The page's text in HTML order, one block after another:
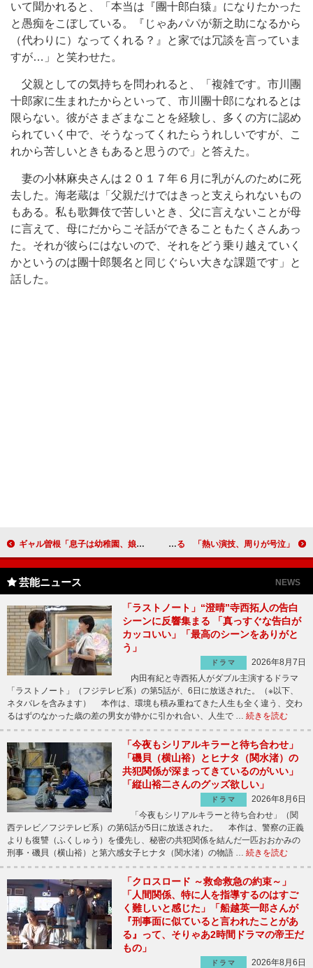
いて聞かれると、「本当は『團十郎白猿』になりたかった
と愚痴をこぼしている。『じゃあパパが新之助になるから
（代わりに）なってくれる？』と家では冗談を言っていま
すが…」と笑わせた。
父親としての気持ちを問われると、「複雑です。市川團
十郎家に生まれたからといって、市川團十郎になれるとは
限らない。彼がさまざまなことを経験し、多くの方に認め
られていく中で、そうなってくれたらうれしいですが、こ
れから苦しいときもあると思うので」と答えた。
妻の小林麻央さんは２０１７年６月に乳がんのために死
去した。海老蔵は「父親だけではきっと支えられないもの
もある。私も歌舞伎で苦しいとき、父に言えないことが母
に言えて、母にだからこそ話ができることもたくさんあっ
た。それが彼らにはないので、それをどう乗り越えていく
かというのは團十郎襲名と同じぐらい大きな課題です」と
話した。
ギャル曽根「息子は幼稚園、娘は保育園に」 子育てを通して考えが変化 北村匠海、永野芽郁の芝居に圧倒される 「熱い演技、周りが号泣」
芸能ニュース NEWS
「ラストノート」“澄晴”寺西拓人の告白
シーンに反響集まる 「真っすぐな告白が
カッコいい」「最高のシーンをありがと
う」
ドラマ
2026年8月7日
内田有紀と寺西拓人がダブル主演するドラマ
「ラストノート」（フジテレビ系）の第5話が、6日に放送された。（※以下、
ネタバレを含みます） 本作は、環境も積み重ねてきた人生も全く違う、交わ
るはずのなかった歳の差の男女が静かに引かれ合い、人生で … 続きを読む
「今夜もシリアルキラーと待ち合わせ」
「磯貝（横山裕）とヒナタ（関水渚）の
共犯関係が深まってきているのがいい」
「縦山裕二さんのグッズ欲しい」
ドラマ
2026年8月6日
「今夜もシリアルキラーと待ち合わせ」（関
西テレビ／フジテレビ系）の第6話が5日に放送された。 本作は、警察の正義
よりも復讐（ふくしゅう）を優先し、秘密の共犯関係を結んだ一匹おおかみの
刑事・磯貝（横山裕）と第六感女子ヒナタ（関水渚）の物語 … 続きを読む
「クロスロード ～救命救急の約束～」
「人間関係、特に人を指導するのはすご
く難しいと感じた」「船越英一郎さんが
『刑事面に似ていると言われたことがあ
る』って、そりゃあ2時間ドラマの帝王だ
もの」
ドラマ
2026年8月6日